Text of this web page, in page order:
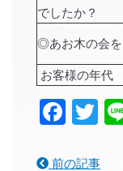
でしたか？
◎あお木の会を
お客様の年代
前の記事